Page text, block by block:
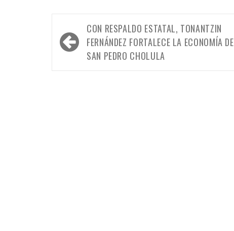
Navegación
de
entradas
CON RESPALDO ESTATAL, TONANTZIN
FERNÁNDEZ FORTALECE LA ECONOMÍA DE
SAN PEDRO CHOLULA